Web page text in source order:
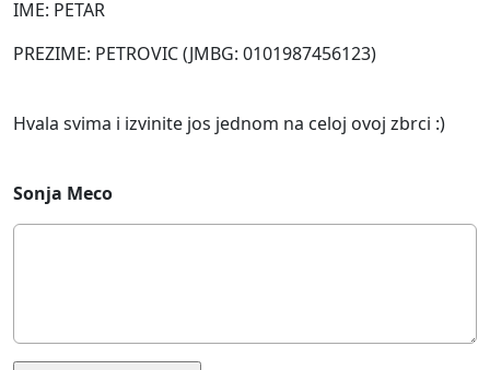
IME: PETAR
PREZIME: PETROVIC (JMBG: 0101987456123)
Hvala svima i izvinite jos jednom na celoj ovoj zbrci :)
Sonja Meco